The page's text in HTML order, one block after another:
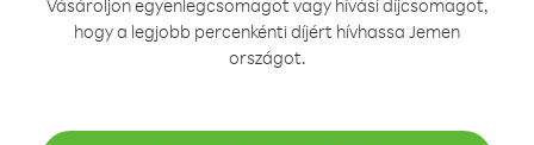
Vásároljon egyenlegcsomagot vagy hívási díjcsomagot,
hogy a legjobb percenkénti díjért hívhassa Jemen
országot.